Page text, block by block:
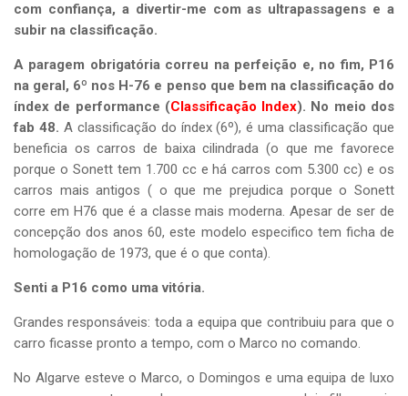
com confiança, a divertir-me com as ultrapassagens e a
subir na classificação.
A paragem obrigatória correu na perfeição e, no fim, P16
na geral, 6º nos H-76 e penso que bem na classificação do
índex de performance (Classificação Index). No meio dos
fab 48. A classificação do índex (6º), é uma classificação que
beneficia os carros de baixa cilindrada (o que me favorece
porque o Sonett tem 1.700 cc e há carros com 5.300 cc) e os
carros mais antigos ( o que me prejudica porque o Sonett
corre em H76 que é a classe mais moderna. Apesar de ser de
concepção dos anos 60, este modelo especifico tem ficha de
homologação de 1973, que é o que conta).
Senti a P16 como uma vitória.
Grandes responsáveis: toda a equipa que contribuiu para que o
carro ficasse pronto a tempo, com o Marco no comando.
No Algarve esteve o Marco, o Domingos e uma equipa de luxo